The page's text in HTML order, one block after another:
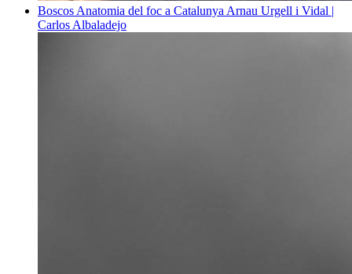
Boscos Anatomia del foc a Catalunya Arnau Urgell i Vidal |
Carlos Albaladejo